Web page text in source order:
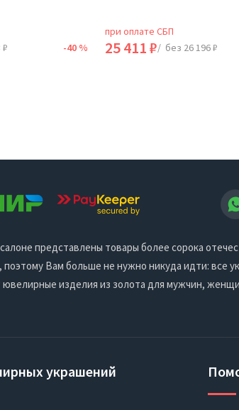
₽ -40 %
при оплате СБП
25 411 ₽/ без 26 196 ₽
представлены товары более сорока
Вам больше не нужно никуда идти: все
изделия из золота для мужчин,
украшений